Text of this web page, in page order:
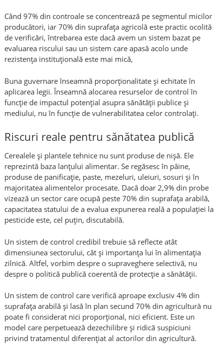
Când 97% din controale se concentrează pe segmentul micilor
producători, iar 70% din suprafața agricolă este practic ocolită
de verificări, întrebarea este dacă avem un sistem bazat pe
evaluarea riscului sau un sistem care apasă acolo unde
rezistența instituțională este mai mică,
Buna guvernare înseamnă proporționalitate și echitate în
aplicarea legii. Înseamnă alocarea resurselor de control în
funcție de impactul potențial asupra sănătății publice și
mediului, nu în funcție de vulnerabilitatea celor controlați.
Riscuri reale pentru sănătatea publică
Cerealele și plantele tehnice nu sunt produse de nișă. Ele
reprezintă baza lanțului alimentar. Se regăsesc în pâine,
produse de panificație, paste, mezeluri, uleiuri, sosuri și în
majoritatea alimentelor procesate. Dacă doar 2,9% din probe
vizează un sector care ocupă peste 70% din suprafața arabilă,
capacitatea statului de a evalua expunerea reală a populației la
pesticide este, cel puțin, discutabilă.
Un sistem de control credibil trebuie să reflecte atât
dimensiunea sectorului, cât și importanța lui în alimentația
zilnică. Altfel, vorbim despre o supraveghere selectivă, nu
despre o politică publică coerentă de protecție a sănătății.
Un sistem de control care verifică aproape exclusiv 4% din
suprafața arabilă și lasă în plan secund 70% din agricultură nu
poate fi considerat nici proporțional, nici eficient. Este un
model care perpetuează dezechilibre și ridică suspiciuni
privind tratamentul diferențiat al actorilor din agricultură.